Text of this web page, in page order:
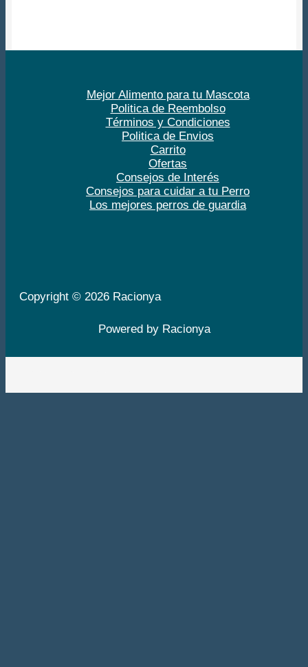
Mejor Alimento para tu Mascota
Politica de Reembolso
Términos y Condiciones
Politica de Envios
Carrito
Ofertas
Consejos de Interés
Consejos para cuidar a tu Perro
Los mejores perros de guardia
Copyright © 2026 Racionya
Powered by Racionya